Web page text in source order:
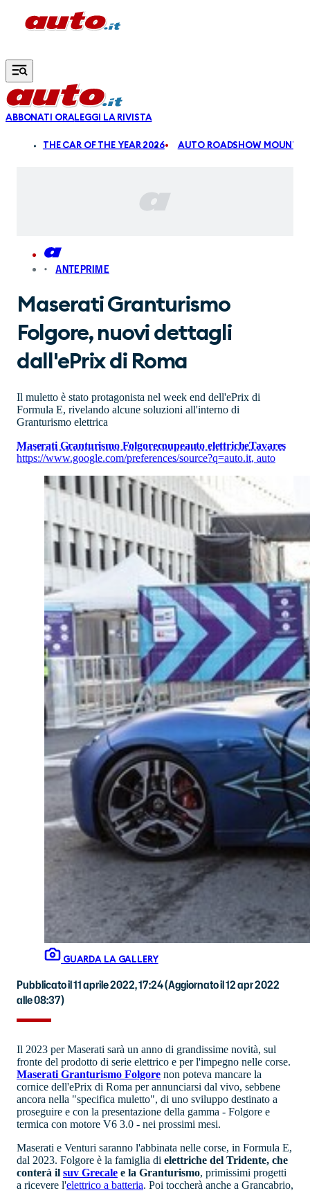
Vai al contenuto principale
ABBONATI ORALEGGI LA RIVISTA
THE CAR OF THE YEAR 2026 AUTO ROADSHOW
ANTEPRIME
Maserati Granturismo
Folgore, nuovi dettagli
dall'ePrix di Roma
Il muletto è stato protagonista nel week end dell'ePrix di
Formula E, rivelando alcune soluzioni all'interno di
Granturismo elettrica
Maserati Granturismo Folgorecoupeauto elettricheTavares
https://www.google.com/preferences/source?q=auto.it, auto
GUARDA LA GALLERY
Pubblicato il 11 aprile 2022, 17:24(Aggiornato il 12 apr 2022
alle 08:37)
Il 2023 per Maserati sarà un anno di grandissime novità, sul
fronte del prodotto di serie elettrico e per l'impegno nelle corse.
Maserati Granturismo Folgore non poteva mancare la
cornice dell'ePrix di Roma per annunciarsi dal vivo, sebbene
ancora nella "specifica muletto", di uno sviluppo destinato a
proseguire e con la presentazione della gamma - Folgore e
termica con motore V6 3.0 - nei prossimi mesi.
Maserati e Venturi saranno l'abbinata nelle corse, in Formula E,
dal 2023. Folgore è la famiglia di elettriche del Tridente, che
conterà il suv Grecale e la Granturismo, primissimi progetti
a ricevere l'elettrico a batteria. Poi toccherà anche a Grancabrio,